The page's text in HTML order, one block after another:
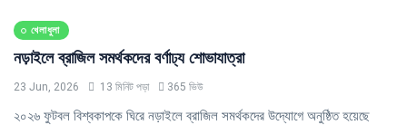
খেলাধুলা
নড়াইলে ব্রাজিল সমর্থকদের বর্ণাঢ্য শোভাযাত্রা
23 Jun, 2026 13 মিনিট পড়া 365 ভিউ
২০২৬ ফুটবল বিশ্বকাপকে ঘিরে নড়াইলে ব্রাজিল সমর্থকদের উদ্যোগে অনুষ্ঠিত হয়েছে